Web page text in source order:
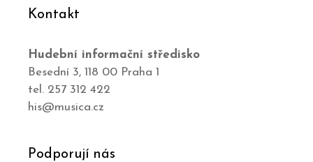
Kontakt
Hudební informační středisko
Besední 3, 118 00 Praha 1
tel. 257 312 422
his@musica.cz
Podporují nás